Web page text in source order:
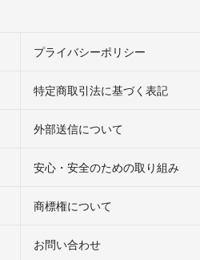
プライバシーポリシー
特定商取引法に基づく表記
外部送信について
安心・安全のための取り組み
商標権について
お問い合わせ